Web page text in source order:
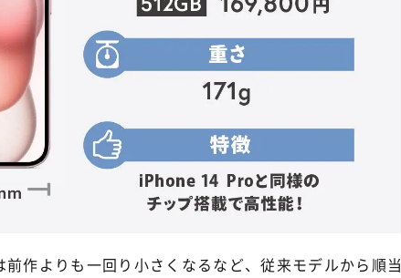
前作よりも一回り小さくなるなど、従来モデルから順当